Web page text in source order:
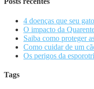
4 doenças que seu
O impacto da
Saiba como proteger
Como cuidar de um
Os perigos da
Tags